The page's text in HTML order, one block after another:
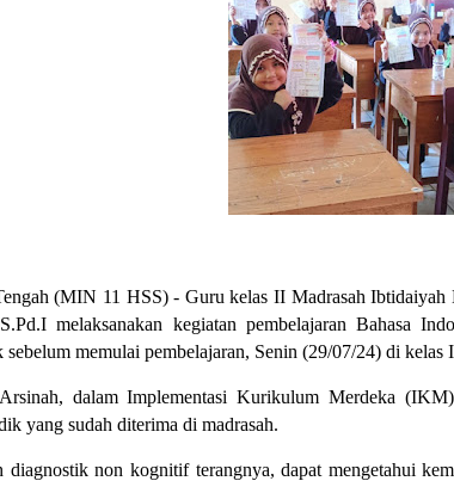
(MIN 11 HSS) - Guru kelas II Madrasah
melaksanakan kegiatan pembelajaran Bahasa
sebelum memulai pembelajaran, Senin (29/07/24) di kelas
dalam Implementasi Kurikulum Merdeka
yang sudah diterima di madrasah.
diagnostik non kognitif terangnya, dapat mengetahui